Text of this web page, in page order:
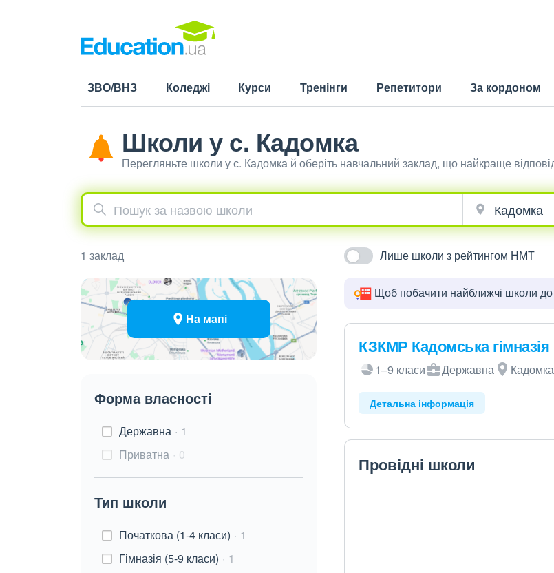
ЗВО/ВНЗ Коледжі Курси Тренінги Репетитори За кордоном
Школи у с. Кадомка
Перегляньте школи у с. Кадомка й оберіть навчальний заклад, що найкраще
1 заклад Лише школи з рейтингом НМТ
На мапі
Форма власності
Державна
1
Приватна
0
Тип школи
Початкова (1-4 класи)
1
Гімназія (5-9 класи)
1
Щоб побачити найближчі школи
КЗКМР Кадомська гімназія
1–9 класи Державна
Детальна інформація
Провідні школи